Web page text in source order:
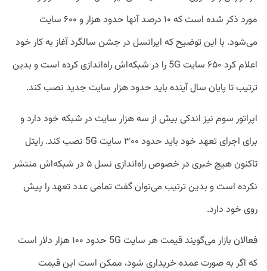
مورد ذکر شده است که ۱۰ درصد آنها حدود هزار و ۶۰۰ سایت
می‌شود. با این توضیح که ایرانسل در جشن سالگرد آغاز به کار خود
اعلام کرد ۶۵۰ سایت 5G را در شبکه‌اش راه‌اندازی کرده است و بدین
ترتیب تا پایان سال آینده باید حدود هزار سایت جدید نصب کند.
اپراتور سوم نیز اندکی بیش از سه هزار سایت در شبکه خود دارد و
برای اجرای تعهد خود باید حدود ۳۰۰ سایت 5G نصب کند. رایتل
تاکنون هیچ خبری در خصوص راه‌اندازی نسل ۵ در شبکه‌اش منتشر
نکرده است و بدین ترتیب می‌توان گفت تمامی عدد تعهد را پیش
روی خود دارد.
فعالان بازار می‌گویند قیمت هر سایت 5G حدود ۱۰۰ هزار دلار است
که اگر به صورت عمده خریداری شود، ممکن است این قیمت